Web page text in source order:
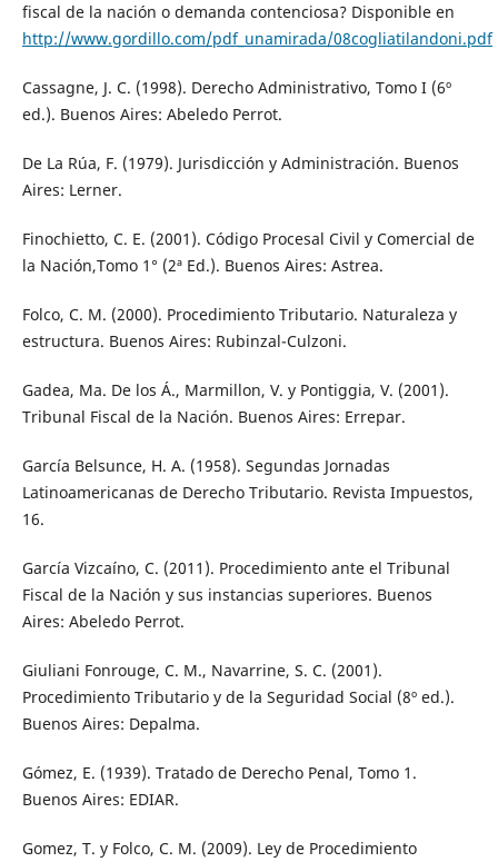
fiscal de la nación o demanda contenciosa? Disponible en
http://www.gordillo.com/pdf_unamirada/08cogliatilandoni.pdf
Cassagne, J. C. (1998). Derecho Administrativo, Tomo I (6º
ed.). Buenos Aires: Abeledo Perrot.
De La Rúa, F. (1979). Jurisdicción y Administración. Buenos
Aires: Lerner.
Finochietto, C. E. (2001). Código Procesal Civil y Comercial de
la Nación,Tomo 1° (2ª Ed.). Buenos Aires: Astrea.
Folco, C. M. (2000). Procedimiento Tributario. Naturaleza y
estructura. Buenos Aires: Rubinzal-Culzoni.
Gadea, Ma. De los Á., Marmillon, V. y Pontiggia, V. (2001).
Tribunal Fiscal de la Nación. Buenos Aires: Errepar.
García Belsunce, H. A. (1958). Segundas Jornadas
Latinoamericanas de Derecho Tributario. Revista Impuestos,
16.
García Vizcaíno, C. (2011). Procedimiento ante el Tribunal
Fiscal de la Nación y sus instancias superiores. Buenos
Aires: Abeledo Perrot.
Giuliani Fonrouge, C. M., Navarrine, S. C. (2001).
Procedimiento Tributario y de la Seguridad Social (8º ed.).
Buenos Aires: Depalma.
Gómez, E. (1939). Tratado de Derecho Penal, Tomo 1.
Buenos Aires: EDIAR.
Gomez, T. y Folco, C. M. (2009). Ley de Procedimiento